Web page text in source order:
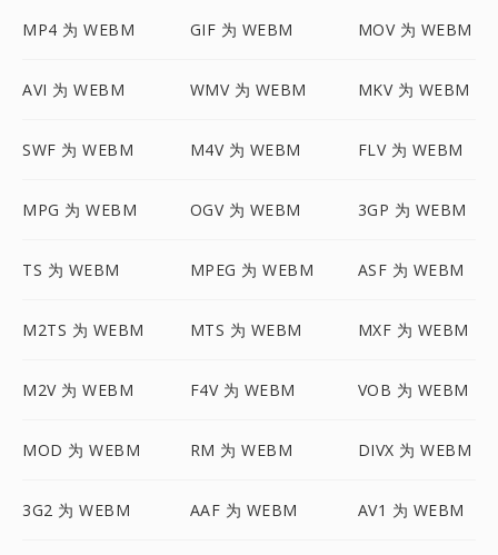
MP4 为 WEBM GIF 为 WEBM MOV 为 WEBM
AVI 为 WEBM WMV 为 WEBM MKV 为 WEBM
SWF 为 WEBM M4V 为 WEBM FLV 为 WEBM
MPG 为 WEBM OGV 为 WEBM 3GP 为 WEBM
TS 为 WEBM MPEG 为 WEBM ASF 为 WEBM
M2TS 为 WEBM MTS 为 WEBM MXF 为 WEBM
M2V 为 WEBM F4V 为 WEBM VOB 为 WEBM
MOD 为 WEBM RM 为 WEBM DIVX 为 WEBM
3G2 为 WEBM AAF 为 WEBM AV1 为 WEBM